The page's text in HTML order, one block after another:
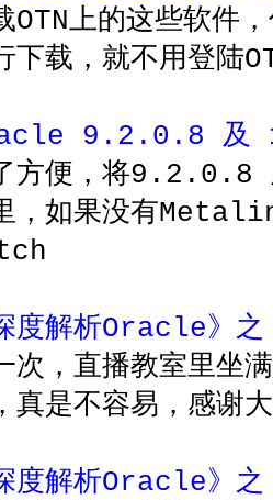
OTN上的这些软件
下载，就不用登
9.2.0.8 及
方便，将9.2.0.8
，如果没有
度解析Oracle》
次，直播教室里坐
真是不容易，感谢
度解析Oracle》